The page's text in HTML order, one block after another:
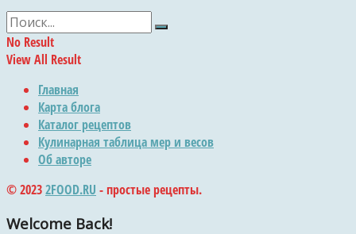
No Result
View All Result
Главная
Карта блога
Каталог рецептов
Кулинарная таблица мер и весов
Об авторе
© 20232FOOD.RU - простые рецепты.
Welcome Back!